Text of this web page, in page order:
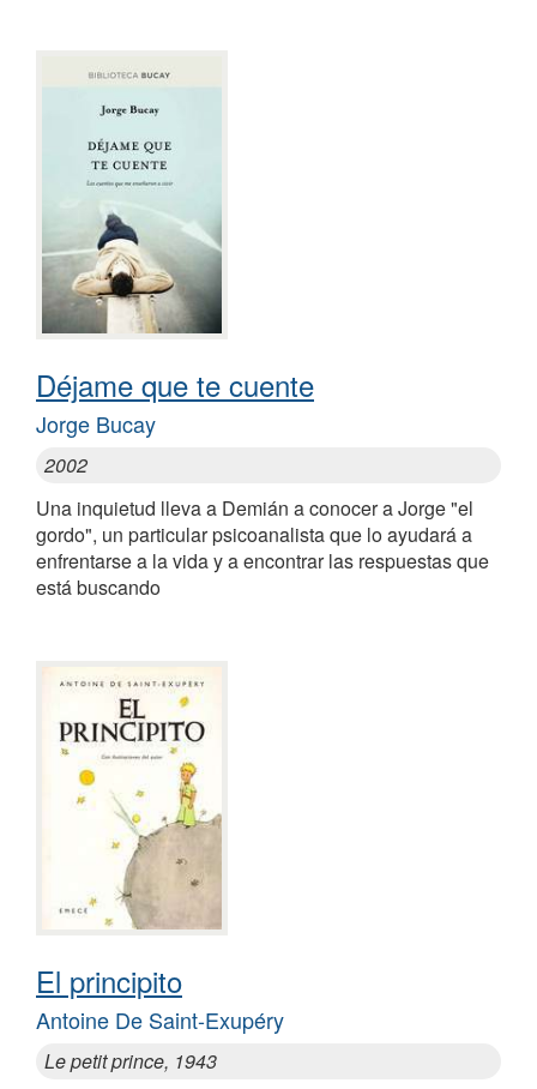
Déjame que te cuente
Jorge Bucay
2002
Una inquietud lleva a Demián a conocer a Jorge "el
gordo", un particular psicoanalista que lo ayudará a
enfrentarse a la vida y a encontrar las respuestas que
está buscando
El principito
Antoine De Saint-Exupéry
Le petit prince, 1943